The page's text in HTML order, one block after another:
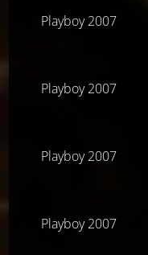
Playboy 2007
Playboy 2007
Playboy 2007
Playboy 2007